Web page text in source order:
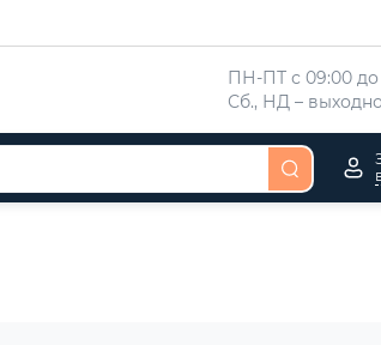
ПН-ПТ с 09:00 до
Сб., НД –